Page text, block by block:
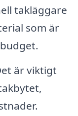
takläggare
som är
är viktigt